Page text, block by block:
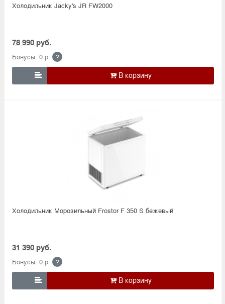
Холодильник Jacky's JR FW2000
78 990 руб.
Бонусы: 0 р. ?

Холодильник Морозильный Frostor F 350 S бежевый
31 390 руб.
Бонусы: 0 р. ?
